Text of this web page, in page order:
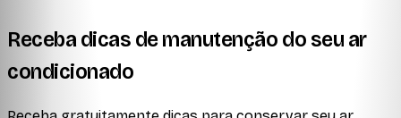
Receba dicas de manutenção do seu ar
condicionado